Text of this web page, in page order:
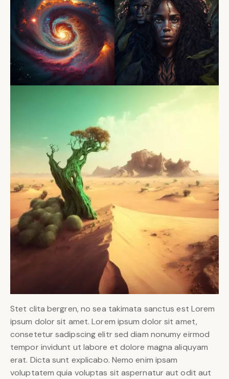
Stet clita bergren, no sea takimata sanctus est Lorem
ipsum dolor sit amet. Lorem ipsum dolor sit amet,
consetetur sadipscing elitr sed diam nonumy eirmod
tempor invidunt ut labore et dolore magna aliquyam
erat. Dicta sunt explicabo. Nemo enim ipsam
voluptatem quia voluptas sit aspernatur aut odit aut